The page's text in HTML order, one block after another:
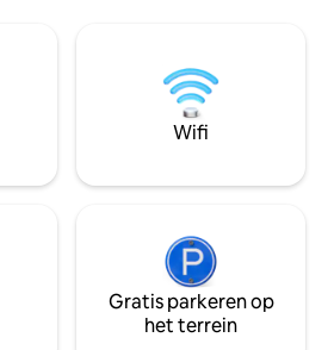
constante koele
en
dit is het beste
eindeloze
van luxe aan de
Wifi
Gratis parkeren op
het terrein